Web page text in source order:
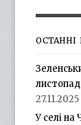
27.11.2025
У селі